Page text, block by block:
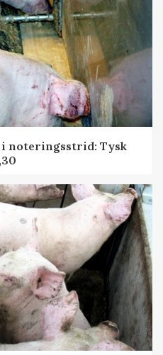
i noteringsstrid: Tysk